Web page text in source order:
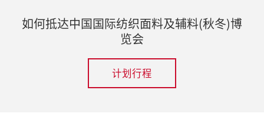
如何抵达中国国际纺织面料及辅料(秋冬)博
览会
计划行程